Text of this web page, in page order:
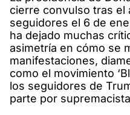
cierre convulso tras el
seguidores el 6 de
ha dejado muchas
asimetría en cómo se
manifestaciones,
como el movimiento
los seguidores de
parte por